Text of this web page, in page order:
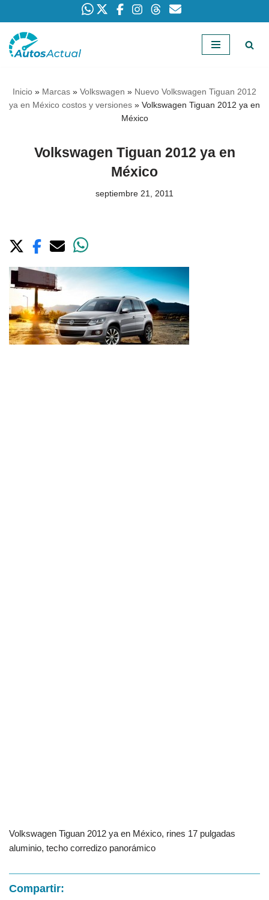
Saltar
Inicio » Marcas » Volkswagen » Nuevo Volkswagen Tiguan 2012
ya en México costos y versiones » Volkswagen Tiguan 2012 ya en
México
Volkswagen Tiguan 2012 ya en
México
septiembre 21, 2011
Volkswagen Tiguan 2012 ya en México, rines 17 pulgadas
aluminio, techo corredizo panorámico
Compartir: